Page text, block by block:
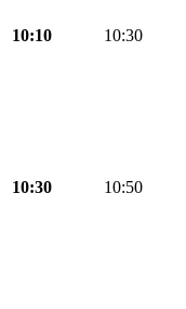
10:10 10:30
10:30 10:50